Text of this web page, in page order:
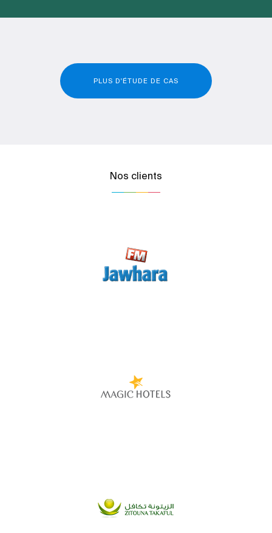
PLUS D'ÉTUDE DE CAS
Nos clients